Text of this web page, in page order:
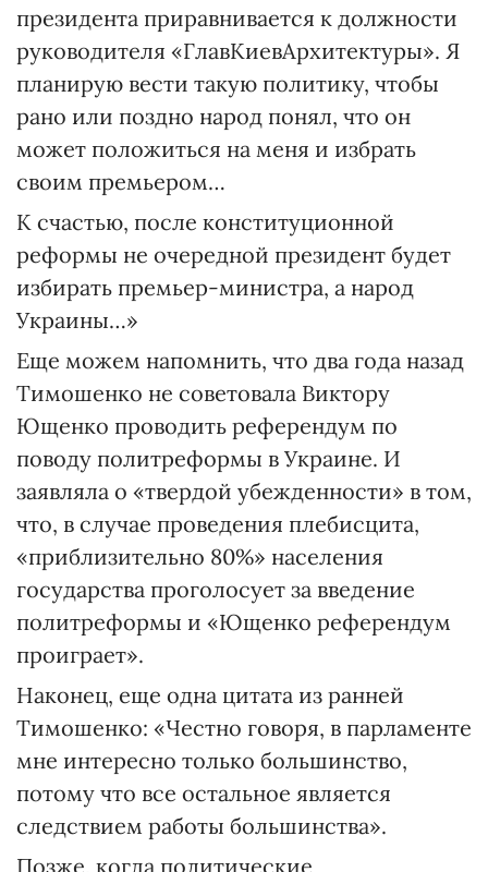
президента приравнивается к должности
руководителя «ГлавКиевАрхитектуры». Я
планирую вести такую политику, чтобы
рано или поздно народ понял, что он
может положиться на меня и избрать
своим премьером…
К счастью, после конституционной
реформы не очередной пре­зидент будет
избирать премьер-министра, а народ
Украины…»
Еще можем напомнить, что два года назад
Тимошенко не советовала Виктору
Ющенко проводить референдум по
поводу политреформы в Украине. И
заявляла о «твердой убежденности» в том,
что, в случае проведения плебисцита,
«приблизительно 80%» населения
государства проголосует за введение
политреформы и «Ющенко референдум
проиграет».
Наконец, еще одна цитата из ранней
Тимошенко: «Честно говоря, в парламенте
мне интересно только большинство,
потому что все остальное является
следствием работы большинства».
Позже, когда политические